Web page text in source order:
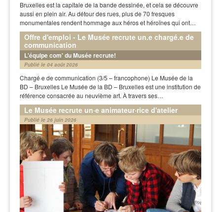
Bruxelles est la capitale de la bande dessinée, et cela se découvre
aussi en plein air. Au détour des rues, plus de 70 fresques
monumentales rendent hommage aux héros et héroïnes qui ont…
Offre d'emploi - Le Musée recrute un.e chargé.e de
communication
L'équipe com' du Musée recrute!
Publié le 04 août 2026
Chargé·e de communication (3/5 – francophone) Le Musée de la
BD – Bruxelles Le Musée de la BD – Bruxelles est une institution de
référence consacrée au neuvième art. À travers ses…
Le Musée recrute un·e animateur·rice d'atelier
Publié le 26 juin 2026